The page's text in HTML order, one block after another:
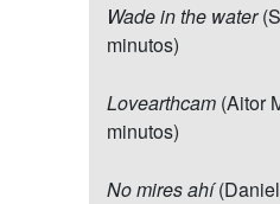
Wade in the water
minutos)
Lovearthcam (Aitor
minutos)
No mires ahí